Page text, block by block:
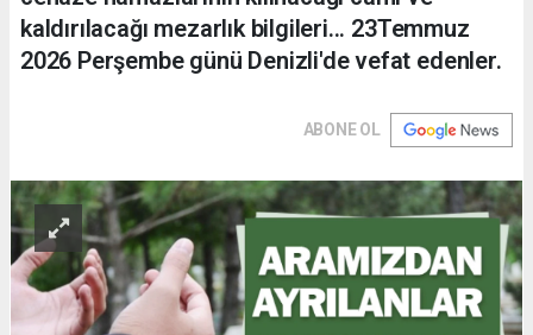
kaldırılacağı mezarlık bilgileri... 23Temmuz
2026 Perşembe günü Denizli'de vefat edenler.
ABONE OL